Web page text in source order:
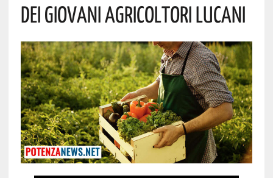
Dei Giovani Agricoltori Lucani